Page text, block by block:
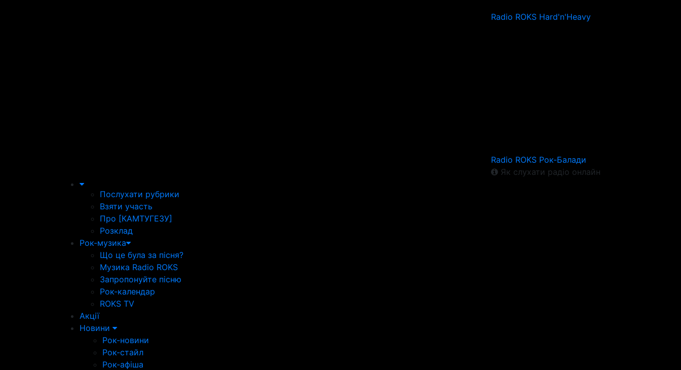
Radio ROKS Hard'n'Heavy
Radio ROKS Рок-Балади
Як слухати радіо онлайн
Послухати рубрики
Взяти участь
Про [КАМТУГЕЗУ]
Розклад
Рок-музика
Що це була за пісня?
Музика Radio ROKS
Запропонуйте пісню
Рок-календар
ROKS TV
Акції
Новини
Рок-новини
Рок-стайл
Рок-афіша